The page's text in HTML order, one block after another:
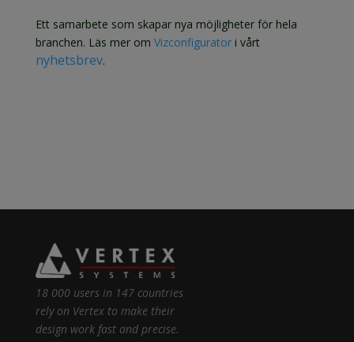
Ett samarbete som skapar nya möjligheter för hela
branchen. Läs mer om Vizconfiguratori vårt
nyhetsbrev.
18 000 users in 147 countries
rely on Vertex to make their
design work fast and precise.